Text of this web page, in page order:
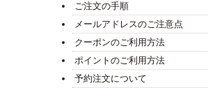
ご注文の手順
メールアドレスのご注意点
クーポンのご利用方法
ポイントのご利用方法
予約注文について